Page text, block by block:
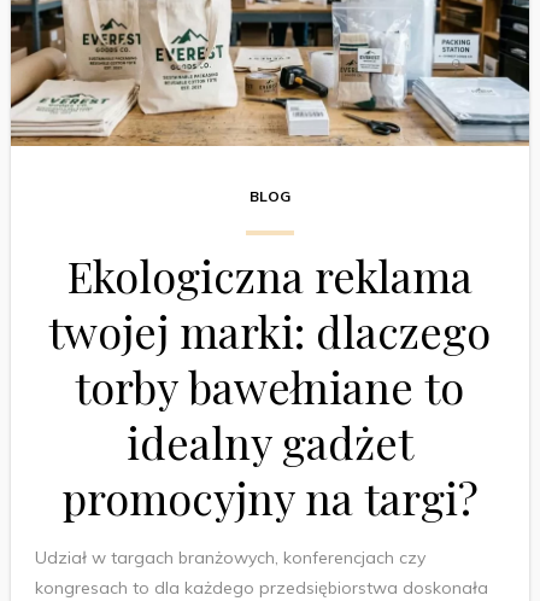
BLOG
Ekologiczna reklama
twojej marki: dlaczego
torby bawełniane to
idealny gadżet
promocyjny na targi?
Udział w targach branżowych, konferencjach czy
kongresach to dla każdego przedsiębiorstwa doskonała